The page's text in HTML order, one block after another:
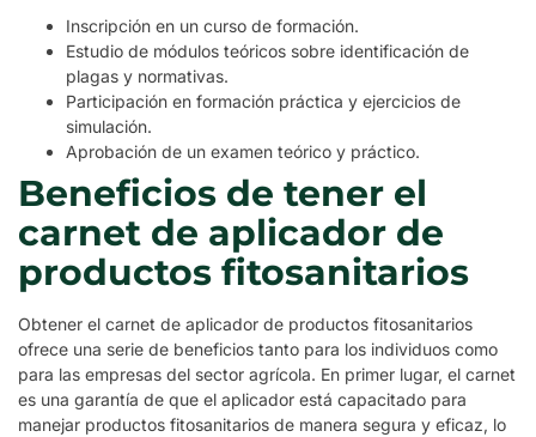
Inscripción en un curso de formación.
Estudio de módulos teóricos sobre identificación de
plagas y normativas.
Participación en formación práctica y ejercicios de
simulación.
Aprobación de un examen teórico y práctico.
Beneficios de tener el
carnet de aplicador de
productos fitosanitarios
Obtener el carnet de aplicador de productos fitosanitarios
ofrece una serie de beneficios tanto para los individuos como
para las empresas del sector agrícola. En primer lugar, el carnet
es una garantía de que el aplicador está capacitado para
manejar productos fitosanitarios de manera segura y eficaz, lo